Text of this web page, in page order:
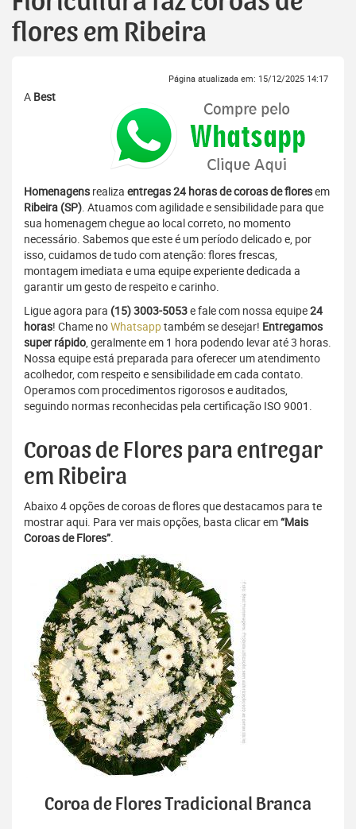
flores em Ribeira
Página atualizada em: 15/12/2025 14:17
A Best
Homenagens realiza entregas 24 horas de coroas de floresem
Ribeira (SP). Atuamos com agilidade e sensibilidade para que
sua homenagem chegue ao local correto, no momento
necessário. Sabemos que este é um período delicado e, por
isso, cuidamos de tudo com atenção: flores frescas,
montagem imediata e uma equipe experiente dedicada a
garantir um gesto de respeito e carinho.
Ligue agora para (15) 3003-5053e fale com nossa equipe24
horas! Chame noWhatsapptambém se desejar! Entregamos
super rápido, geralmente em 1 hora podendo levar até 3 horas.
Nossa equipe está preparada para oferecer um atendimento
acolhedor, com respeito e sensibilidade em cada contato.
Operamos com procedimentos rigorosos e auditados,
seguindo normas reconhecidas pela certificação ISO 9001.
Coroas de Flores para entregar
em Ribeira
Abaixo 4 opções de coroas de flores que destacamos para te
mostrar aqui. Para ver mais opções, basta clicar em“Mais
Coroas de Flores”.
Coroa de Flores Tradicional Branca